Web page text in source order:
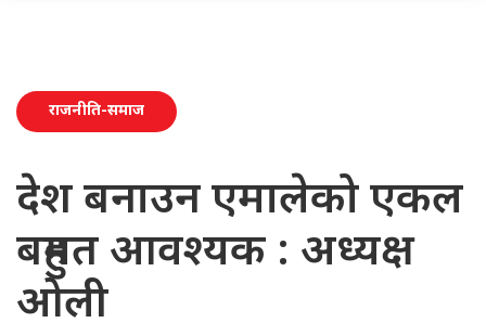
राजनीति-समाज
देश बनाउन एमालेको एकल
बहुमत आवश्यक : अध्यक्ष
ओली